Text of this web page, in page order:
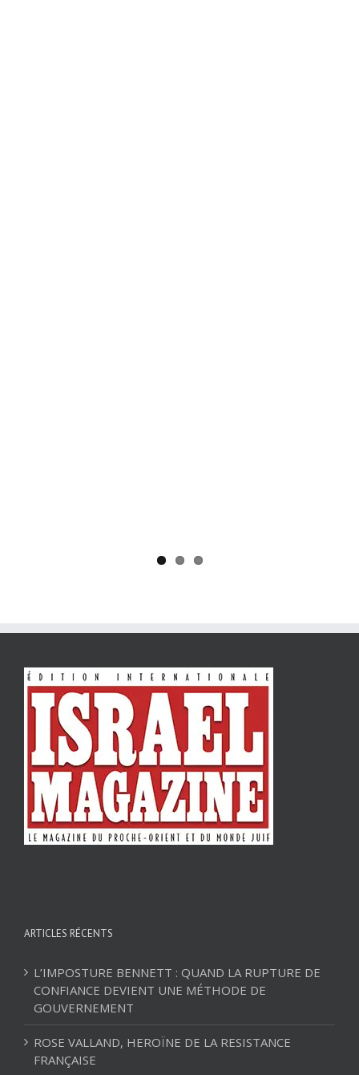
ARTICLES RÉCENTS
L’IMPOSTURE BENNETT : QUAND LA RUPTURE DE
CONFIANCE DEVIENT UNE MÉTHODE DE
GOUVERNEMENT
ROSE VALLAND, HEROÏNE DE LA RESISTANCE
FRANÇAISE